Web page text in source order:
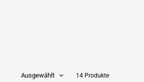
Ausgewählt 14 Produkte